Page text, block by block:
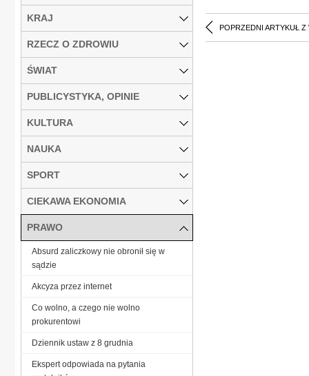
POPRZEDNI ARTYKUŁ Z
KRAJ
RZECZ O ZDROWIU
ŚWIAT
PUBLICYSTYKA, OPINIE
KULTURA
NAUKA
SPORT
CIEKAWA EKONOMIA
PRAWO
Absurd zaliczkowy nie obronił się w
sądzie
Akcyza przez internet
Co wolno, a czego nie wolno
prokurentowi
Dziennik ustaw z 8 grudnia
Ekspert odpowiada na pytania